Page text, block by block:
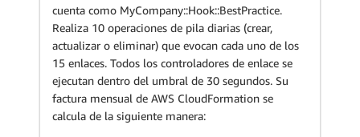
cuenta como MyCompany::Hook::BestPractice.
Realiza 10 operaciones de pila diarias (crear,
actualizar o eliminar) que evocan cada uno de los
15 enlaces. Todos los controladores de enlace se
ejecutan dentro del umbral de 30 segundos. Su
factura mensual de AWS CloudFormation se
calcula de la siguiente manera: